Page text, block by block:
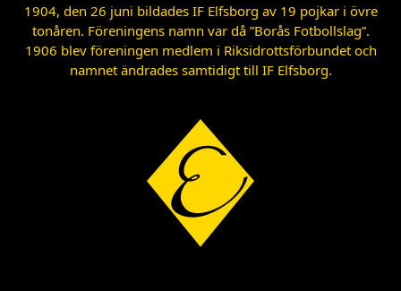
1904, den 26 juni bildades IF Elfsborg av 19 pojkar i övre
tonåren. Föreningens namn var då ”Borås Fotbollslag”.
1906 blev föreningen medlem i Riksidrottsförbundet och
namnet ändrades samtidigt till IF Elfsborg.